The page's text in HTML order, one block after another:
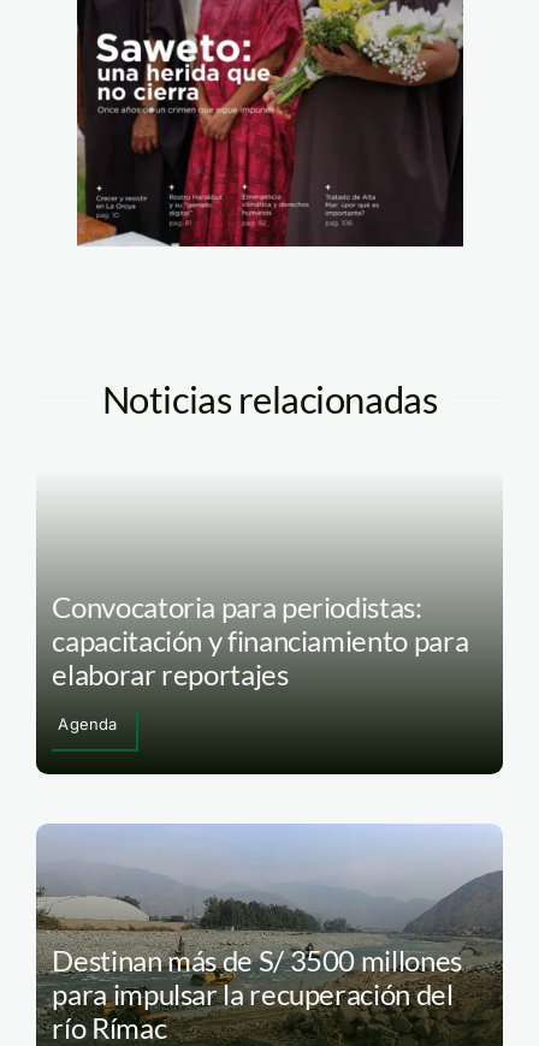
Noticias relacionadas
Convocatoria para periodistas:
capacitación y financiamiento para
elaborar reportajes
Agenda
Destinan más de S/ 3500 millones
para impulsar la recuperación del
río Rímac